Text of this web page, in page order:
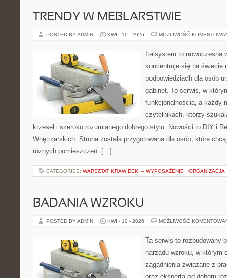
TRENDY W MEBLARSTWIE
POSTED BY ADMIN KWI - 10 - 2026 MOŻLIWOŚĆ
Italsystem to nowoczesna
koncentruje się na świecie
podpowiedziach dla osób
gabinet. To serwis, w
funkcjonalnością, a każdy
czytelnikach, którzy
krzeseł i szeroko rozumianego dobrego stylu. Nowości to DIY i
Wnętrzarskich. Strona została przygotowana dla osób, które
różnych pomieszczeń. […]
CATEGORIES: WARSZTAT KRAWIECKI – WYPOSAŻENIE I ORGANIZACJA
BADANIA WZROKU
POSTED BY ADMIN KWI - 10 - 2026 MOŻLIWOŚĆ
Ta serwis to rozbudowany
narządu wzroku, w którym
zagadnienia związane z